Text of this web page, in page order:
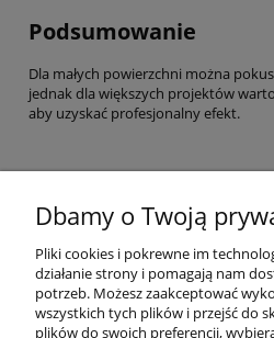
Podsumowanie
Dla małych powierzchni można
jednak dla większych projektów
aby uzyskać profesjonalny efekt.
Pomoc
Moje
Dbamy o Twoją
Pliki cookies i pokrewne im
działanie strony i pomagają nam
potrzeb. Możesz zaakceptować
wszystkich tych plików i przejść do
plików do swoich preferencji,